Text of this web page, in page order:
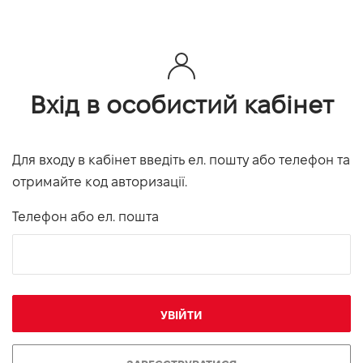
Вхід в особистий кабінет
Для входу в кабінет введіть ел. пошту або телефон та
отримайте код авторизації.
Телефон або ел. пошта
УВІЙТИ